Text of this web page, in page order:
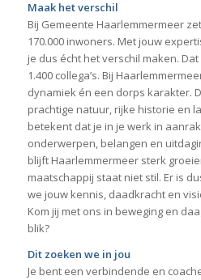
Maak het verschil
Bij Gemeente Haarlemmermeer
170.000 inwoners. Met jouw
je dus écht het verschil maken.
1.400 collega’s. Bij
dynamiek én een dorps karakter.
prachtige natuur, rijke historie en
betekent dat je in je werk in
onderwerpen, belangen en
blijft Haarlemmermeer sterk
maatschappij staat niet stil. Er is
we jouw kennis, daadkracht en
Kom jij met ons in beweging en
blik?
Dit zoeken we in jou
Je bent een verbindende en